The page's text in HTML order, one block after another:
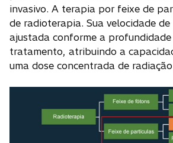
invasivo. A terapia por feixe de
de radioterapia. Sua velocidade
ajustada conforme a
tratamento, atribuindo a
uma dose concentrada de